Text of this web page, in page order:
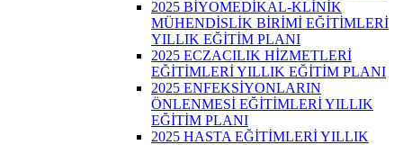
2025 BİYOMEDİKAL-KLİNİK
MÜHENDİSLİK BİRİMİ EĞİTİMLERİ
YILLIK EĞİTİM PLANI
2025 ECZACILIK HİZMETLERİ
EĞİTİMLERİ YILLIK EĞİTİM PLANI
2025 ENFEKSİYONLARIN
ÖNLENMESİ EĞİTİMLERİ YILLIK
EĞİTİM PLANI
2025 HASTA EĞİTİMLERİ YILLIK